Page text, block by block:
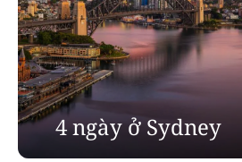
4 ngày ở Sydney